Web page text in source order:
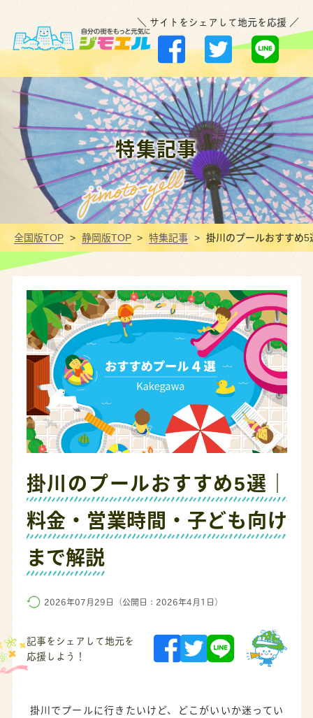
＼ サイトをシェアして地元を応援 ／
特集記事
全国版TOP 静岡版TOP 特集記事 掛川のプールおすすめ
掛川のプールおすすめ5選｜
料金・営業時間・子ども向け
まで解説
2026年07月29日（公開日：2026年4月1日）
記事をシェアして地元を
応援しよう！
掛川でプールに行きたいけど、どこがいいか迷ってい